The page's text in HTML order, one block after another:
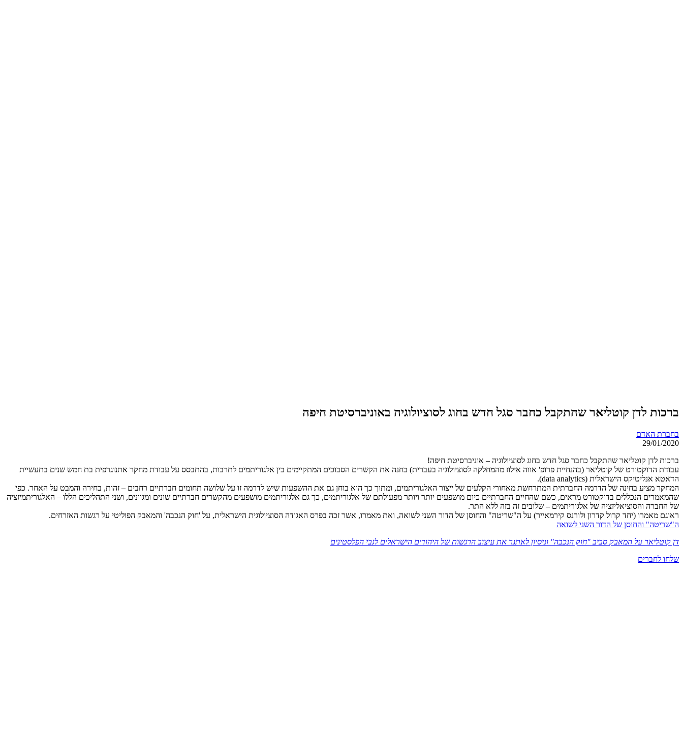
ברכות לדן קוטליאר שהתקבל כחבר סגל חדש בחוג לסוציולוגיה באוניברסיטת חיפה
בחברת האדם
29/01/2020
ברכות לדן קוטליאר שהתקבל כחבר סגל חדש בחוג לסוציולוגיה – אוניברסיטת חיפה!
עבודת הדוקטורט של קוטליאר (בהנחיית פרופ' אווה אילוז מהמחלקה לסוציולוגיה בעברית) בחנה את הקשרים הסבוכים המתקיימים בין אלגוריתמים לתרבות, בהתבסס על עבודת מחקר אתנוגרפית בת חמש שנים בתעשיית
הדאטא אנליטיקס הישראלית (data analytics).
המחקר מציע בחינה של הדרמה החברתית המתרחשת מאחורי הקלעים של ייצור האלגוריתמים, ומתוך כך הוא בוחן גם את ההשפעות שיש לדרמה זו על שלושה תחומים חברתיים רחבים – זהות, בחירה והמבט על האחר. כפי
שהמאמרים הנכללים בדוקטורט מראים, כשם שהחיים החברתיים כיום מושפעים יותר ויותר מפעולתם של אלגוריתמים, כך גם אלגוריתמים מושפעים מהקשרים חברתיים שונים ומגוונים, ושני התהליכים הללו – האלגוריתמיזציה
של החברה והסוציאליזציה של אלגוריתמים – שלובים זה בזה ללא התר.
ראוגם מאמרו (יחד קרול קדרון ולורנס קירמאייר) על ה"שריטה" והחוסן של הדור השני לשואה, ואת מאמרו, אשר זכה בפרס האגודה הסוציולוגית הישראלית, על 'חוק הנכבה' והמאבק הפוליטי על רגשות האזרחים.
ה"שריטה" והחוסן של הדור השני לשואה
דן קוטליאר על המאבק סביב "חוק הנכבה" וניסיון לאתגר את עיצוב הרגשות של היהודים הישראלים לגבי הפלסטינים
שלחו לחברים